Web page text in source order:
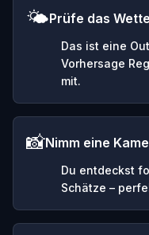
🌤️Prüfe das
Das ist eine
Vorhersage
mit.
📸Nimm eine
Du entdeckst
Schätze –